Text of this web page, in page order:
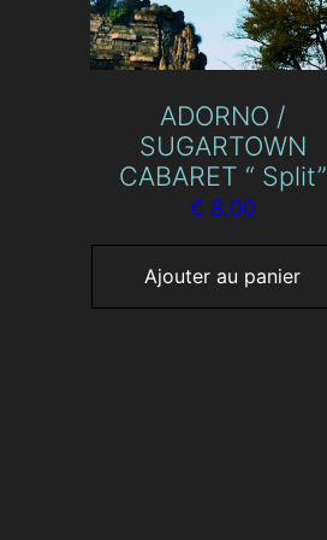
ADORNO /
SUGARTOWN
CABARET “ Split”
€ 8.00
Ajouter au panier